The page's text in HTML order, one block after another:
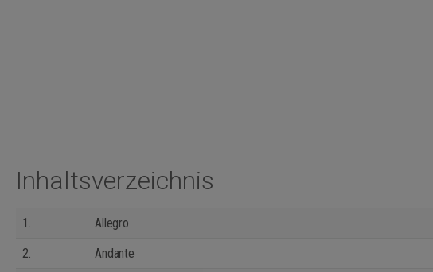
Inhaltsverzeichnis
1.
Allegro
2.
Andante